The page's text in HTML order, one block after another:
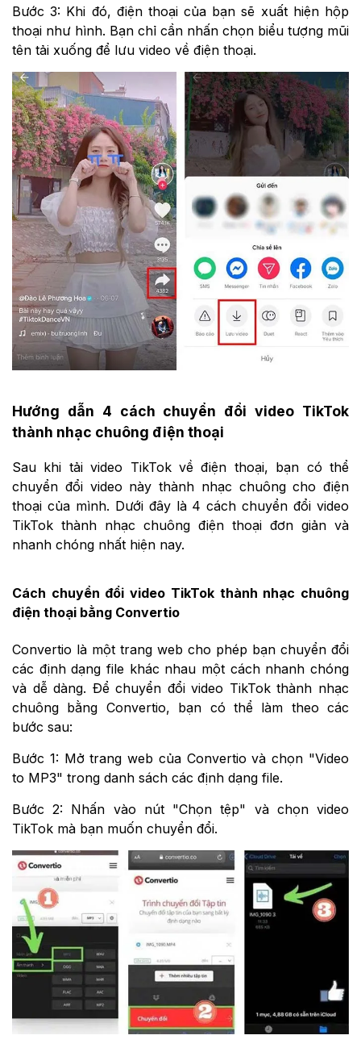
Bước 3: Khi đó, điện thoại của bạn sẽ xuất hiện hộp
thoại như hình. Bạn chỉ cần nhấn chọn biểu tượng mũi
tên tải xuống để lưu video về điện thoại.
Hướng dẫn 4 cách chuyển đổi video TikTok
thành nhạc chuông điện thoại
Sau khi tải video TikTok về điện thoại, bạn có thể
chuyển đổi video này thành nhạc chuông cho điện
thoại của mình. Dưới đây là 4 cách chuyển đổi video
TikTok thành nhạc chuông điện thoại đơn giản và
nhanh chóng nhất hiện nay.
Cách chuyển đổi video TikTok thành nhạc chuông
điện thoại bằng Convertio
Convertio là một trang web cho phép bạn chuyển đổi
các định dạng file khác nhau một cách nhanh chóng
và dễ dàng. Để chuyển đổi video TikTok thành nhạc
chuông bằng Convertio, bạn có thể làm theo các
bước sau:
Bước 1: Mở trang web của Convertio và chọn "Video
to MP3" trong danh sách các định dạng file.
Bước 2: Nhấn vào nút "Chọn tệp" và chọn video
TikTok mà bạn muốn chuyển đổi.